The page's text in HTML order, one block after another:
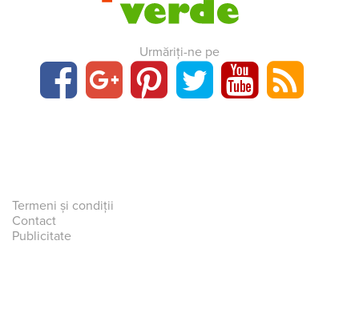
Urmăriți-ne pe
Termeni și condiții
Contact
Publicitate